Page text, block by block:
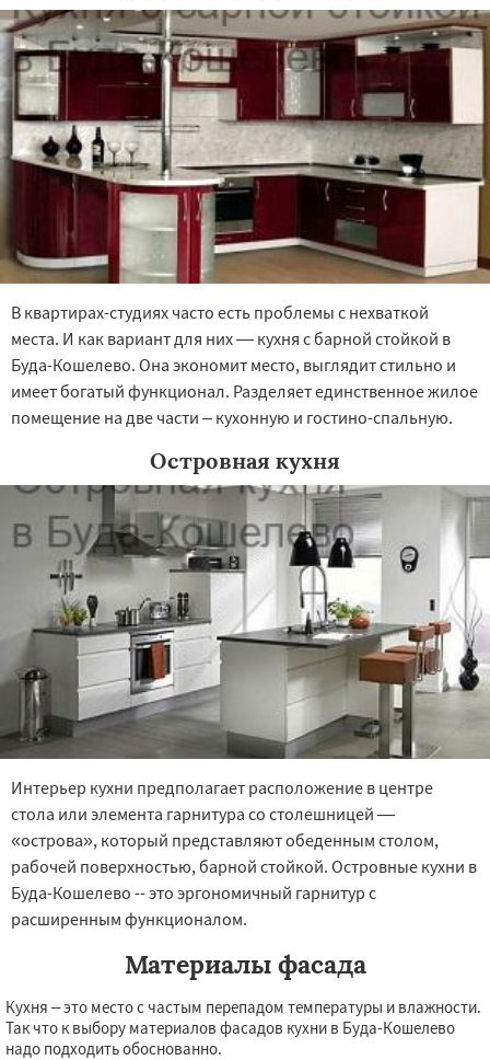
В квартирах-студиях часто есть проблемы с нехваткой
места. И как вариант для них — кухня с барной стойкой в
Буда-Кошелево. Она экономит место, выглядит стильно и
имеет богатый функционал. Разделяет единственное жилое
помещение на две части – кухонную и гостино-спальную.
Островная кухня
Интерьер кухни предполагает расположение в центре
стола или элемента гарнитура со столешницей —
«острова», который представляют обеденным столом,
рабочей поверхностью, барной стойкой. Островные кухни в
Буда-Кошелево -- это эргономичный гарнитур с
расширенным функционалом.
Материалы фасада
Кухня – это место с частым перепадом температуры и влажности.
Так что к выбору материалов фасадов кухни в Буда-Кошелево
надо подходить обоснованно.